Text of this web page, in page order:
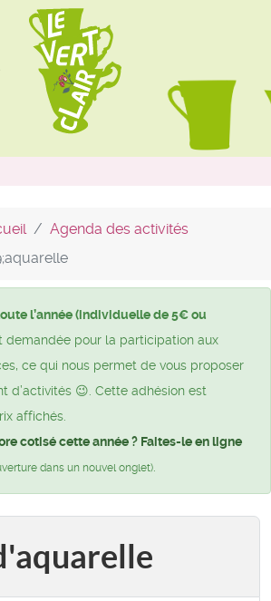
Agenda des activités
l’année (individuelle de 5€ ou
demandée pour la participation aux
ce qui nous permet de vous proposer
d’activités 😉. Cette adhésion est
affichés.
cotisé cette année ? Faites-le en ligne
dans un nouvel onglet)